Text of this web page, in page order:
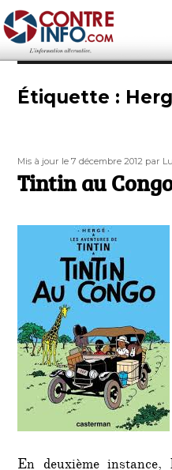
Contre-Info
Étiquette :
Publié
le
Mis à jour le 7 décembre 2012 par
Tintin au